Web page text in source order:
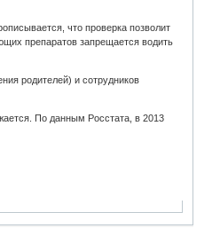
что проверка позволит
препаратов запрещается водить
родителей) и сотрудников
По данным Росстата, в 2013